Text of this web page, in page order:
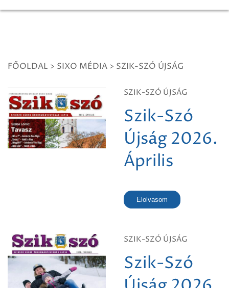
FŐOLDAL > SIXO MÉDIA > SZIK-SZÓ ÚJSÁG
SZIK-SZÓ ÚJSÁG
Szik-Szó
Újság 2026.
Április
Elolvasom
SZIK-SZÓ ÚJSÁG
Szik-Szó